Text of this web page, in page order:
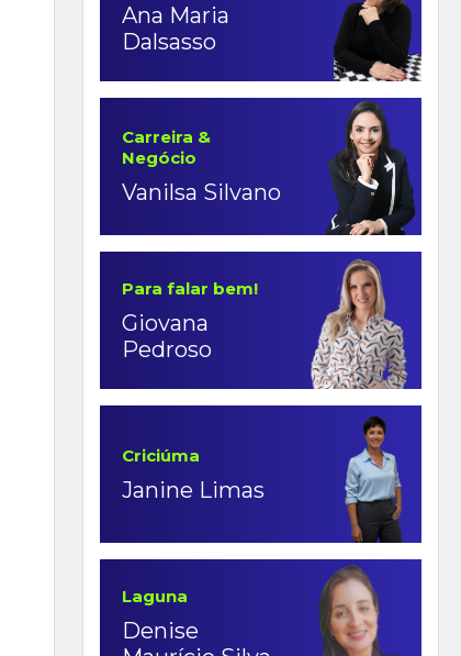
Ana Maria
Dalsasso
Carreira &
Negócio
Vanilsa Silvano
Para falar bem!
Giovana
Pedroso
Criciúma
Janine Limas
Laguna
Denise